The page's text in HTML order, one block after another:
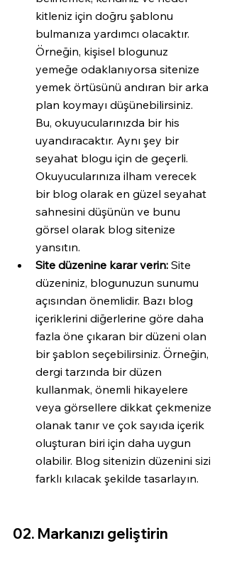
kitleniz için doğru şablonu
bulmanıza yardımcı olacaktır.
Örneğin, kişisel blogunuz
yemeğe odaklanıyorsa sitenize
yemek örtüsünü andıran bir arka
plan koymayı düşünebilirsiniz.
Bu, okuyucularınızda bir his
uyandıracaktır. Aynı şey bir
seyahat blogu için de geçerli.
Okuyucularınıza ilham verecek
bir blog olarak en güzel seyahat
sahnesini düşünün ve bunu
görsel olarak blog sitenize
yansıtın.
Site düzenine karar verin: Site
düzeniniz, blogunuzun sunumu
açısından önemlidir. Bazı blog
içeriklerini diğerlerine göre daha
fazla öne çıkaran bir düzeni olan
bir şablon seçebilirsiniz. Örneğin,
dergi tarzında bir düzen
kullanmak, önemli hikayelere
veya görsellere dikkat çekmenize
olanak tanır ve çok sayıda içerik
oluşturan biri için daha uygun
olabilir. Blog sitenizin düzenini sizi
farklı kılacak şekilde tasarlayın.
02. Markanızı geliştirin